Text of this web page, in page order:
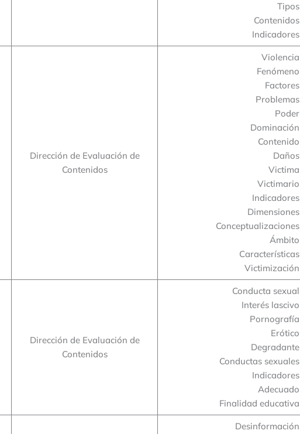
Tipos
Contenidos
Indicadores
Dirección de Evaluación de
Contenidos
Violencia
Fenómeno
Factores
Problemas
Poder
Dominación
Contenido
Daños
Victima
Victimario
Indicadores
Dimensiones
Conceptualizaciones
Ámbito
Características
Victimización
Dirección de Evaluación de
Contenidos
Conducta sexual
Interés lascivo
Pornografía
Erótico
Degradante
Conductas sexuales
Indicadores
Adecuado
Finalidad educativa
Desinformación